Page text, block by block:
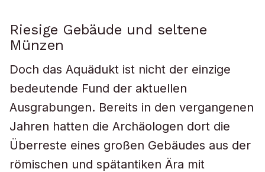
Riesige Gebäude und seltene
Münzen
Doch das Aquädukt ist nicht der einzige
bedeutende Fund der aktuellen
Ausgrabungen. Bereits in den vergangenen
Jahren hatten die Archäologen dort die
Überreste eines großen Gebäudes aus der
römischen und spätantiken Ära mit